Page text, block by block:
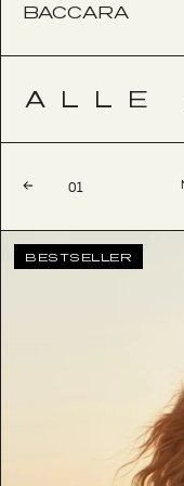
BACCARA
ALLE
01
BESTSELLER